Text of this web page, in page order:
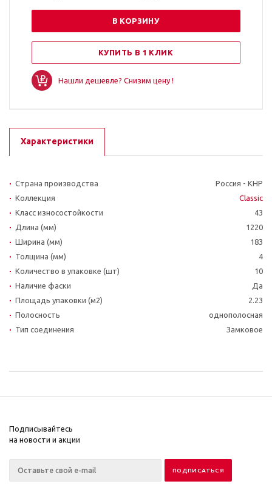
В КОРЗИНУ
КУПИТЬ В 1 КЛИК
Нашли дешевле? Снизим цену !
Характеристики
Страна производства
Россия - КНР
Коллекция
Classic
Класс износостойкости
43
Длина (мм)
1220
Ширина (мм)
183
Толщина (мм)
4
Количество в упаковке (шт)
10
Наличие фаски
Да
Площадь упаковки (м2)
2.23
Полосность
однополосная
Тип соединения
Замковое
Подписывайтесь
на новости и акции